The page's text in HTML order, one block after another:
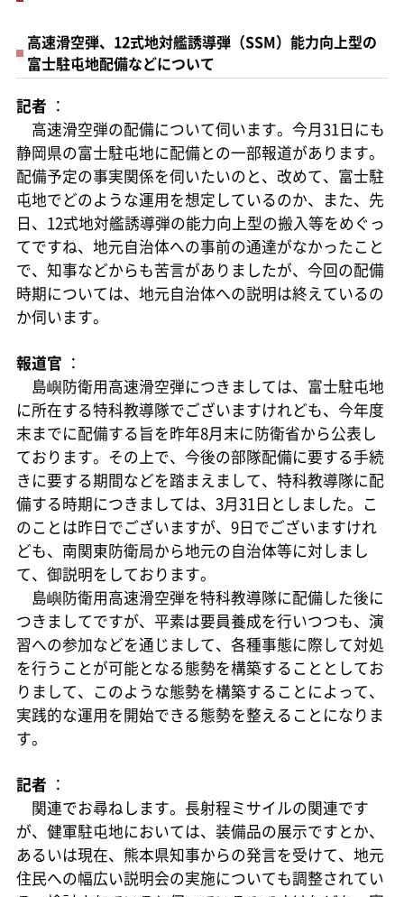
高速滑空弾、12式地対艦誘導弾（SSM）能力向上型の
富士駐屯地配備などについて
記者 ：
高速滑空弾の配備について伺います。今月31日にも
静岡県の富士駐屯地に配備との一部報道があります。
配備予定の事実関係を伺いたいのと、改めて、富士駐
屯地でどのような運用を想定しているのか、また、先
日、12式地対艦誘導弾の能力向上型の搬入等をめぐっ
てですね、地元自治体への事前の通達がなかったこと
で、知事などからも苦言がありましたが、今回の配備
時期については、地元自治体への説明は終えているの
か伺います。
報道官 ：
島嶼防衛用高速滑空弾につきましては、富士駐屯地
に所在する特科教導隊でございますけれども、今年度
末までに配備する旨を昨年8月末に防衛省から公表し
ております。その上で、今後の部隊配備に要する手続
きに要する期間などを踏まえまして、特科教導隊に配
備する時期につきましては、3月31日としました。こ
のことは昨日でございますが、9日でございますけれ
ども、南関東防衛局から地元の自治体等に対しまし
て、御説明をしております。
島嶼防衛用高速滑空弾を特科教導隊に配備した後に
つきましてですが、平素は要員養成を行いつつも、演
習への参加などを通じまして、各種事態に際して対処
を行うことが可能となる態勢を構築することとしてお
りまして、このような態勢を構築することによって、
実践的な運用を開始できる態勢を整えることになりま
す。
記者 ：
関連でお尋ねします。長射程ミサイルの関連です
が、健軍駐屯地においては、装備品の展示ですとか、
あるいは現在、熊本県知事からの発言を受けて、地元
住民への幅広い説明会の実施についても調整されてい